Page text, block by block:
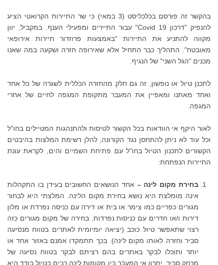
בהקשר זה פורסם בכלכליסט (3 במאי) כי שר התיירות הקרואטי הציע
להנפיק "דרכון Covid 19" עבור התיירים ומפעילי הענף. במקביל, יוון
מקווה להתניע את התיירות "באמצעות פרוזדור תיירות אירופאי
מאובטח". התהליך כבר התחיל אלא שאירופה חזרה ושקעה במה שאנו
מכנים "הגל השני" של הנגיף.
לתכנן טיול או נופשון, זה גם חלק מהחזרה הכללית לשגרה של כל אחד
ואחד מאתנו ומאפיין את המעבר מתקופת המגפה לחיים של אחרי
המגפה.
לאור היקף אי הוודאות בכל הקשור לטיסות ולהתנהגות המטיילים בחו"ל
וכל עוד לא ניתן להתחסן נגד הקורונה, להלן רשימת המלצות בהיבטים
הקשורים לתכנון הטיול בחו"ל עם פתיחת השמיים והים, לקראת עונת
התיירות הנפתחת:
בחירת מקום לינה– אחד הנושאים החשובים בעידן בו התקהלות
אינה מומלצת היא נושא בחירת מקום הלינה. המלצתי היא לבחור
מגורים כפריים כמו צימר או בית או דירה עם כניסה נפרדת או מלון
דירות ו/או חדרים עם כניסות נפרדות. בחירה של מקום מגורים כזה
רצוי שתאפשר טיול כוכב (יציאה יומיומית לאתרים בטווח מנסיעה
סביר וחזרה לאותו מקום לינה). בכך תתמקדו אמנם באזור אחד או
יותר ותוכלו לבקר באתרים בהם רציתם לבקר בטווח נסיעה של
מרחק סביר. יתרון אי המעבר בין מקומות לינה רבים בטיול בודד היא